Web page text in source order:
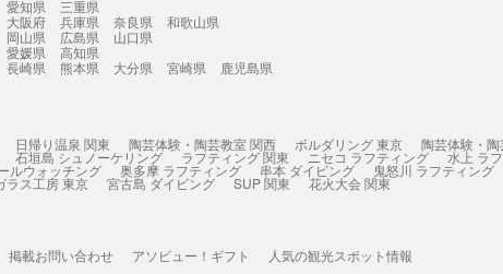
愛知県
三重県
大阪府 兵庫県 奈良県
和歌山県
岡山県 広島県
山口県
愛媛県
高知県
長崎県 熊本県 大分県 宮崎県
鹿児島県
日帰り温泉 関東 陶芸体験・陶芸教室 関西 ボルダリング 東京 陶芸体験・
石垣島 シュノーケリング ラフティング 関東 ニセコ ラフティング 水上 ラ
ルウォッチング 奥多摩 ラフティング 串本 ダイビング 鬼怒川 ラフティング
ラス工房 東京 宮古島 ダイビング SUP 関東 花火大会 関東
掲載お問い合わせ アソビュー！ギフト 人気の観光スポット情報